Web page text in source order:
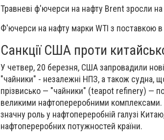
Травневі ф'ючерси на нафту Brent зросли
Ф'ючерси на нафту марки WTI з поставкою в
Санкції США проти
У четвер, 20 березня, США запровадили
"чайники" - незалежні НПЗ, а також судна,
прізвисько — "чайники" (teapot refinery) —
великими нафтопереробними комплексами.
значну роль у нафтопереробній галузі
нафтопереробних потужностей країни.